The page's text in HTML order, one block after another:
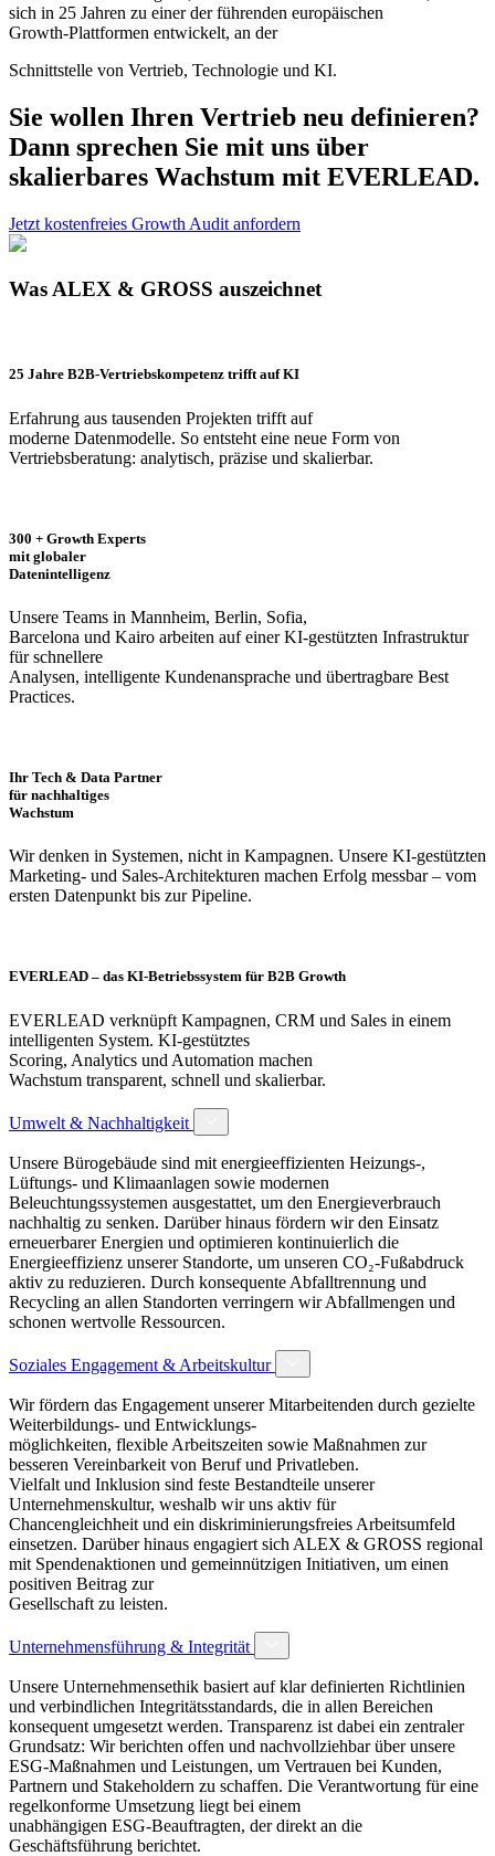
sich in 25 Jahren zu einer der führenden europäischen
Growth‑Plattformen entwickelt, an der
Schnittstelle von Vertrieb, Technologie und KI.
Sie wollen Ihren Vertrieb neu definieren?
Dann sprechen Sie mit uns über
skalierbares Wachstum mit EVERLEAD.
Jetzt kostenfreies Growth Audit anfordern
Was ALEX & GROSS auszeichnet
25 Jahre B2B‑Vertriebskompetenz trifft auf KI
Erfahrung aus tausenden Projekten trifft auf
moderne Datenmodelle. So entsteht eine neue Form von
Vertriebsberatung: analytisch, präzise und skalierbar.
300 + Growth Experts
mit globaler
Datenintelligenz
Unsere Teams in Mannheim, Berlin, Sofia,
Barcelona und Kairo arbeiten auf einer KI‑gestützten Infrastruktur
für schnellere
Analysen, intelligente Kundenansprache und übertragbare Best
Practices.
Ihr Tech & Data Partner
für nachhaltiges
Wachstum
Wir denken in Systemen, nicht in Kampagnen. Unsere KI‑gestützten
Marketing‑ und Sales‑Architekturen machen Erfolg messbar – vom
ersten Datenpunkt bis zur Pipeline.
EVERLEAD – das KI‑Betriebssystem für B2B Growth
EVERLEAD verknüpft Kampagnen, CRM und Sales in einem
intelligenten System. KI‑gestütztes
Scoring, Analytics und Automation machen
Wachstum transparent, schnell und skalierbar.
Umwelt & Nachhaltigkeit
Unsere Bürogebäude sind mit energieeffizienten Heizungs-,
Lüftungs- und Klimaanlagen sowie modernen
Beleuchtungssystemen ausgestattet, um den Energieverbrauch
nachhaltig zu senken. Darüber hinaus fördern wir den Einsatz
erneuerbarer Energien und optimieren kontinuierlich die
Energieeffizienz unserer Standorte, um unseren CO₂-Fußabdruck
aktiv zu reduzieren. Durch konsequente Abfalltrennung und
Recycling an allen Standorten verringern wir Abfallmengen und
schonen wertvolle Ressourcen.
Soziales Engagement & Arbeitskultur
Wir fördern das Engagement unserer Mitarbeitenden durch gezielte
Weiterbildungs- und Entwicklungs-
möglichkeiten, flexible Arbeitszeiten sowie Maßnahmen zur
besseren Vereinbarkeit von Beruf und Privatleben.
Vielfalt und Inklusion sind feste Bestandteile unserer
Unternehmenskultur, weshalb wir uns aktiv für
Chancengleichheit und ein diskriminierungsfreies Arbeitsumfeld
einsetzen. Darüber hinaus engagiert sich ALEX & GROSS regional
mit Spendenaktionen und gemeinnützigen Initiativen, um einen
positiven Beitrag zur
Gesellschaft zu leisten.
Unternehmensführung & Integrität
Unsere Unternehmensethik basiert auf klar definierten Richtlinien
und verbindlichen Integritätsstandards, die in allen Bereichen
konsequent umgesetzt werden. Transparenz ist dabei ein zentraler
Grundsatz: Wir berichten offen und nachvollziehbar über unsere
ESG-Maßnahmen und Leistungen, um Vertrauen bei Kunden,
Partnern und Stakeholdern zu schaffen. Die Verantwortung für eine
regelkonforme Umsetzung liegt bei einem
unabhängigen ESG-Beauftragten, der direkt an die
Geschäftsführung berichtet.